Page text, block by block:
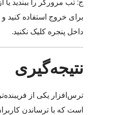
برای خروج استفاده کنید
داخل پنجره کلیک نکنید.
نتیجه‌گیری
ترس‌افزار یکی از
است که با ترساندن